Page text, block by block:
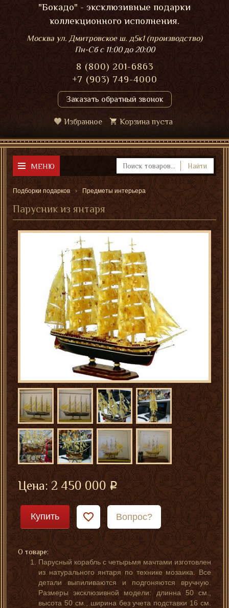
"Бокадо" - эксклюзивные подарки
коллекционного исполнения.
Москва ул. Дмитровское ш. д5к1 (производство)
Пн-Сбс 11:00 до 20:00
8 (800) 201-6863
+7 (903) 749-4000
Заказать обратный звонок
Избранное Корзина пуста
МЕНЮ Найти
Подборки подарков Предметы интерьера
Парусник из янтаря
парусник
с часами
парусник
с часами
из янтаря
Цена:2 450 000
Купить Вопрос?
О товаре:
Парусный корабль с четырьмя мачтами изготовлен
из натурального янтаря по технике мозаика. Все
детали выпиливаются и подгоняются вручную.
Размеры эксклюзивной модели: длинна 50 см.,
высота 50 см., ширина без учета подставки 16 см.